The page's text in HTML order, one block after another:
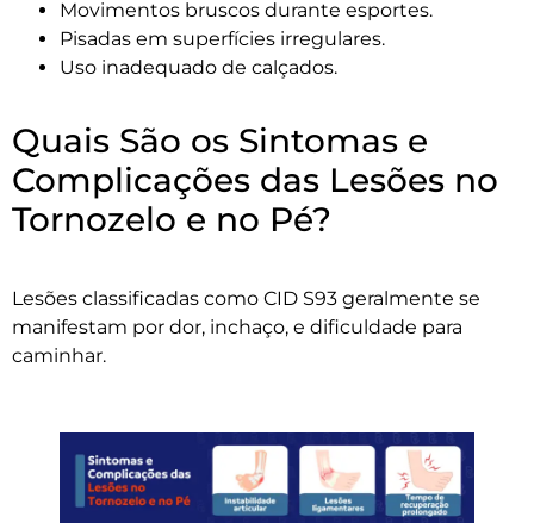
Movimentos bruscos durante esportes.
Pisadas em superfícies irregulares.
Uso inadequado de calçados.
Quais São os Sintomas e
Complicações das Lesões no
Tornozelo e no Pé?
Lesões classificadas como CID S93 geralmente se
manifestam por dor, inchaço, e dificuldade para
caminhar.